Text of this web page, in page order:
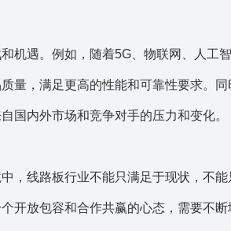
机遇。例如，随着5G、物联网、人工
量，满足更高的性能和可靠性要求。
国内外市场和竞争对手的压力和变化。
，线路板行业不能只满足于现状，不
开放包容和合作共赢的心态，需要不